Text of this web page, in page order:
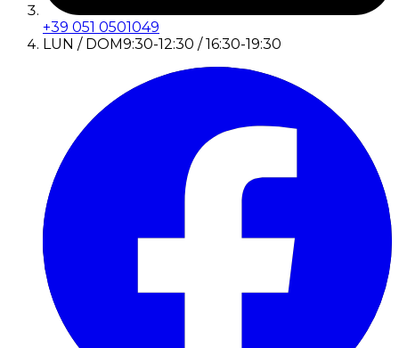
+39 051 0501049
LUN / DOM9:30-12:30 / 16:30-19:30